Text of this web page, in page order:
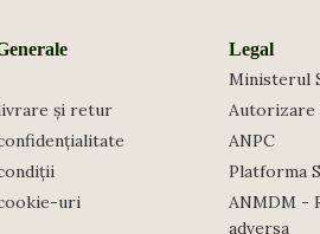
și retur
uri
Legal
Ministerul
Autorizare
ANPC
Platforma
ANMDM -
adversa